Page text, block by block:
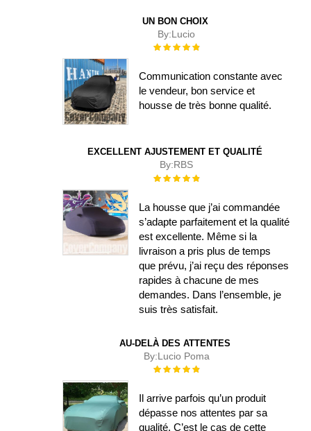
UN BON CHOIX
By:Lucio
Évaluation :
Communication constante avec
le vendeur, bon service et
housse de très bonne qualité.
EXCELLENT AJUSTEMENT ET QUALITÉ
By:RBS
Évaluation :
La housse que j’ai commandée
s’adapte parfaitement et la qualité
est excellente. Même si la
livraison a pris plus de temps
que prévu, j’ai reçu des réponses
rapides à chacune de mes
demandes. Dans l’ensemble, je
suis très satisfait.
AU-DELÀ DES ATTENTES
By:Lucio Poma
Évaluation :
Il arrive parfois qu’un produit
dépasse nos attentes par sa
qualité. C’est le cas de cette